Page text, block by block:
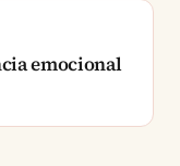
emocional